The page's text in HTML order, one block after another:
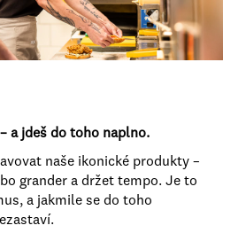
a jdeš do toho naplno.
naše ikonické produkty –
grander a držet tempo. Je to
a jakmile se do toho